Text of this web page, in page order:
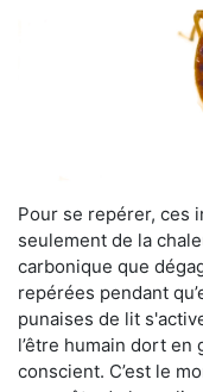
Pour se repérer, ces
seulement de la
carbonique que
repérées pendant
punaises de lit
l’être humain dort
conscient. C’est le